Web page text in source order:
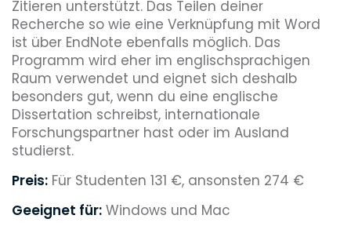
Zitieren unterstützt. Das Teilen deiner
Recherche so wie eine Verknüpfung mit Word
ist über EndNote ebenfalls möglich. Das
Programm wird eher im englischsprachigen
Raum verwendet und eignet sich deshalb
besonders gut, wenn du eine englische
Dissertation schreibst, internationale
Forschungspartner hast oder im Ausland
studierst.
Preis: Für Studenten 131 €, ansonsten 274 €
Geeignet für: Windows und Mac